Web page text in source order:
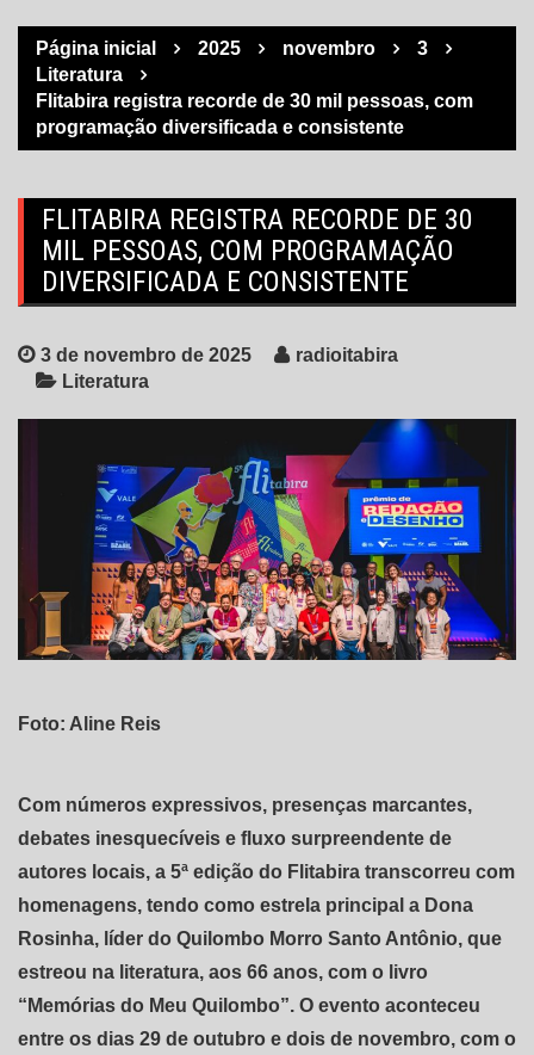
Página inicial 2025 novembro
3
Literatura
Flitabira registra recorde de 30 mil pessoas, com
programação diversificada e consistente
FLITABIRA REGISTRA RECORDE DE 30
MIL PESSOAS, COM PROGRAMAÇÃO
DIVERSIFICADA E CONSISTENTE
3 de novembro de 2025
radioitabira
Literatura
Foto: Aline Reis
Com números expressivos, presenças marcantes,
debates inesquecíveis e fluxo surpreendente de
autores locais, a 5ª edição do Flitabira transcorreu com
homenagens, tendo como estrela principal a Dona
Rosinha, líder do Quilombo Morro Santo Antônio, que
estreou na literatura, aos 66 anos, com o livro
“Memórias do Meu Quilombo”. O evento aconteceu
entre os dias 29 de outubro e dois de novembro, com o